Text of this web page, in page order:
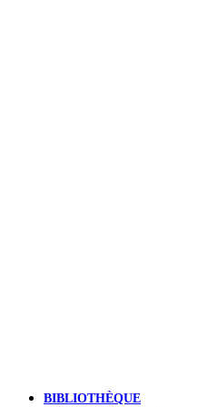
BIBLIOTHÈQUE